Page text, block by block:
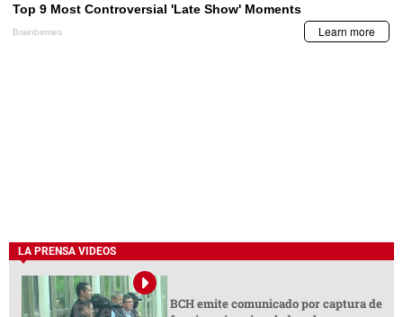
LA PRENSA VIDEOS
BCH emite comunicado por captura de